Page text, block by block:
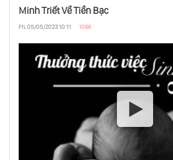
Đói Nghèo Ở Ấn Độ,
Đừng Cố Hướng Con
Trẻ Chỉ Biết Vâng Lời”
Minh Triết Về Tiền Bạc
Fri, 05/05/2023 10:11 1066